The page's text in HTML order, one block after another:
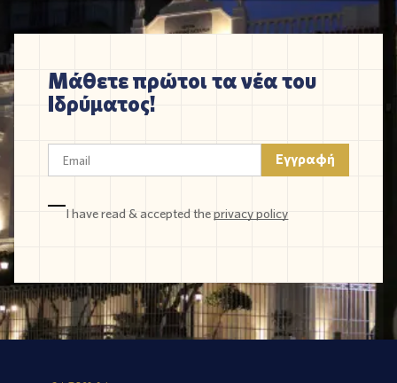
Μάθετε πρώτοι τα νέα του
Ιδρύματος!
I have read & accepted theprivacy policy